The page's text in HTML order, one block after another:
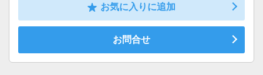
お気に入りに追加
お問合せ